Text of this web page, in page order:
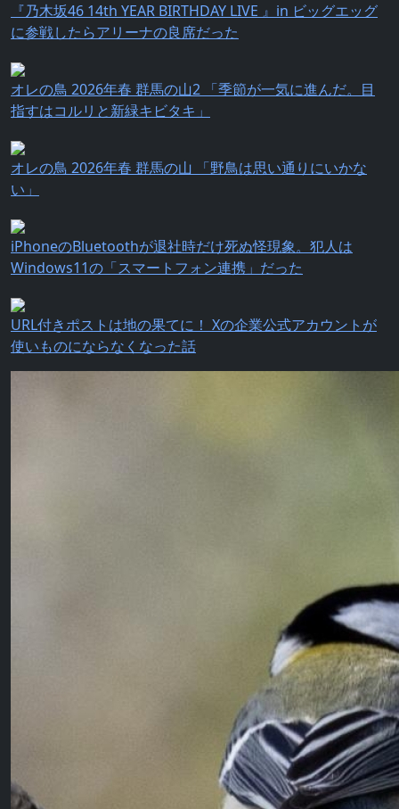
『乃⽊坂46 14th YEAR BIRTHDAY LIVE 』in ビッグエッグ
に参戦したらアリーナの良席だった
オレの鳥 2026年春 群馬の山2 「季節が一気に進んだ。目
指すはコルリと新緑キビタキ」
オレの鳥 2026年春 群馬の山 「野鳥は思い通りにいかな
い」
iPhoneのBluetoothが退社時だけ死ぬ怪現象。犯人は
Windows11の「スマートフォン連携」だった
URL付きポストは地の果てに！ Xの企業公式アカウントが
使いものにならなくなった話